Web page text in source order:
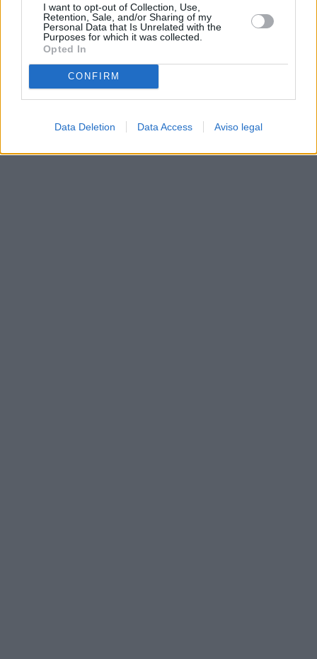
I want to opt-out of Collection, Use,
Retention, Sale, and/or Sharing of my
Personal Data that Is Unrelated with the
Purposes for which it was collected.
Opted In
CONFIRM
Data Deletion Data Access Aviso legal